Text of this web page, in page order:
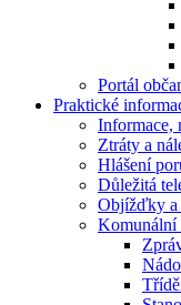
Portál
Praktické
Informace,
Ztráty a
Hlášení
Důležitá
Objížďky a
Komunální